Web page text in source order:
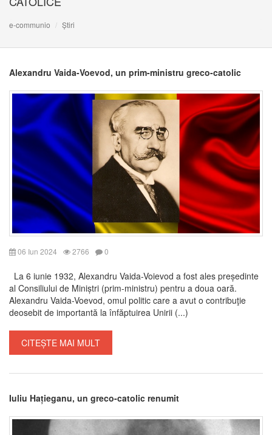
e-communio Știri
Alexandru Vaida-Voevod, un prim-ministru greco-catolic
06 Iun 2024 2766 0
La 6 iunie 1932, Alexandru Vaida-Voievod a fost ales președinte
al Consiliului de Miniștri (prim-ministru) pentru a doua oară.
Alexandru Vaida-Voevod, omul politic care a avut o contribuţie
deosebit de importantă la înfăptuirea Unirii (...)
CITEȘTE MAI MULT
Iuliu Hațieganu, un greco-catolic renumit